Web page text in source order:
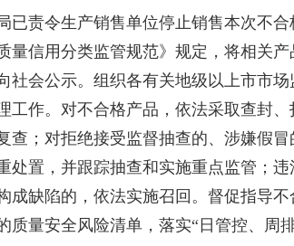
责令生产销售单位停止销售本次不合
量信用分类监管规范》规定，将相关
社会公示。组织各有关地级以上市市
工作。对不合格产品，依法采取查封
查；对拒绝接受监督抽查的、涉嫌假
处置，并跟踪抽查和实施重点监管；
成缺陷的，依法实施召回。督促指导
质量安全风险清单，落实“日管控、周